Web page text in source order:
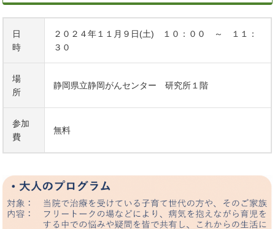
日
時
２０２４年１１月９日(土) １０：００ ～ １１：
３０
場
所
静岡県立静岡がんセンター 研究所１階
参加
費
無料